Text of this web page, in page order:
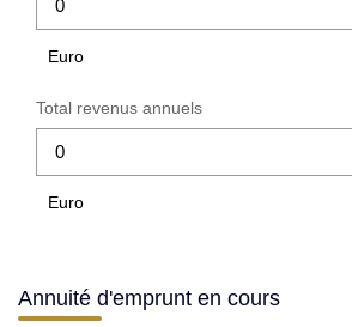
Euro
Total revenus annuels
Euro
Annuité d'emprunt en cours